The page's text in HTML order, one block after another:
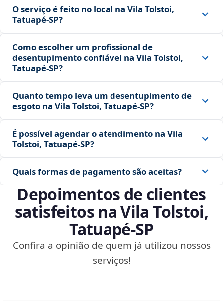
O serviço é feito no local na Vila Tolstoi,
Tatuapé‑SP?
Como escolher um profissional de
desentupimento confiável na Vila Tolstoi,
Tatuapé‑SP?
Quanto tempo leva um desentupimento de
esgoto na Vila Tolstoi, Tatuapé‑SP?
É possível agendar o atendimento na Vila
Tolstoi, Tatuapé‑SP?
Quais formas de pagamento são aceitas?
Depoimentos de clientes
satisfeitos na Vila Tolstoi,
Tatuapé‑SP
Confira a opinião de quem já utilizou nossos
serviços!